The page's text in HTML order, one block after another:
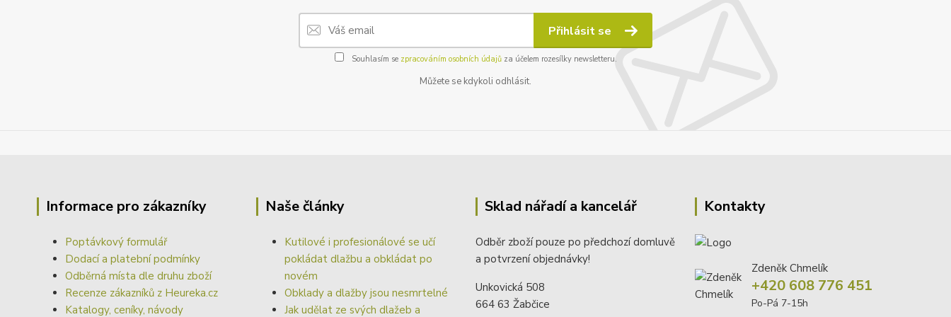
Přihlásit se
Souhlasím se zpracováním osobních údajůza účelem rozesílky newsletteru.
Můžete se kdykoli odhlásit.
Informace pro zákazníky
Poptávkový formulář
Dodací a platební podmínky
Odběrná místa dle druhu zboží
Recenze zákazníků z Heureka.cz
Katalogy, ceníky, návody
Naše články
Kutilové i profesionálové se učí
pokládat dlažbu a obkládat po
novém
Obklady a dlažby jsou nesmrtelné
Jak udělat ze svých dlažeb a
Sklad nářadí a kancelář
Odběr zboží pouze po předchozí domluvě
a potvrzení objednávky!
Unkovická 508
664 63 Žabčice
Kontakty
Zdeněk Chmelík
+420 608 776 451
Po-Pá 7-15h